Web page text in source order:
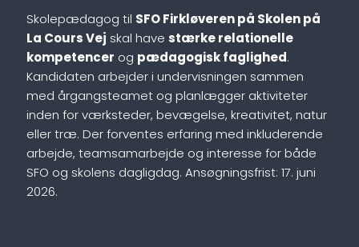
Skolepædagog til SFO Firkløveren på Skolen på
La Cours Vej skal have stærke relationelle
kompetencer og pædagogisk faglighed.
Kandidaten arbejder i undervisningen sammen
med årgangsteamet og planlægger aktiviteter
inden for værksteder, bevægelse, kreativitet, natur
eller træ. Der forventes erfaring med inkluderende
arbejde, teamsamarbejde og interesse for både
SFO og skolens dagligdag. Ansøgningsfrist: 17. juni
2026.